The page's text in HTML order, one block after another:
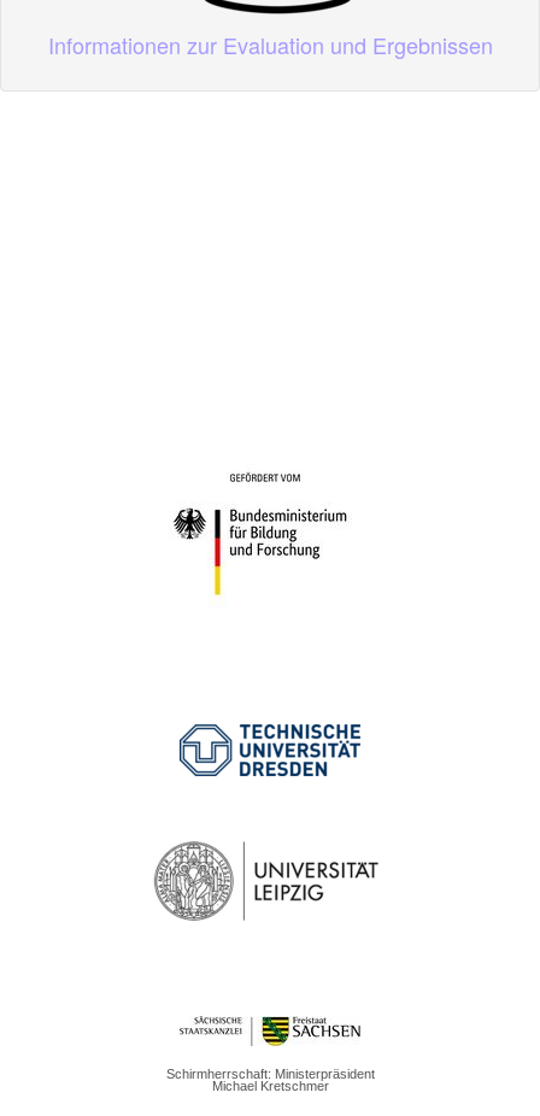
Informationen zur Evaluation und Ergebnissen
Schirmherrschaft: Ministerpräsident
Michael Kretschmer